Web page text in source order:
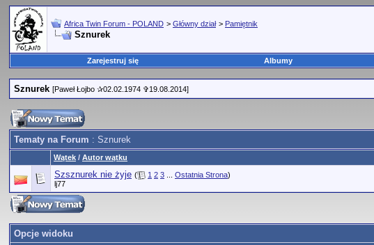
Africa Twin Forum - POLAND > Główny dział > Pamiętnik
Sznurek
Zarejestruj się Albumy
Sznurek [Paweł Łojbo ✰02.02.1974 ✞19.08.2014]
Tematy na Forum : Sznurek
Wątek / Autor wątku
Szsznurek nie żyje ( 1 2 3 Ostatnia Strona)
lj77
Opcje widoku